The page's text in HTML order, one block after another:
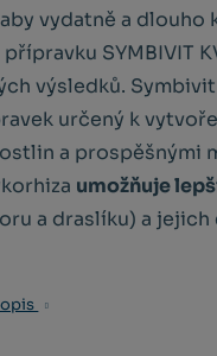
vydatně a dlouho
SYMBIVIT
výsledků.
určený k
a prospěšnými
umožňuje
a draslíku) a